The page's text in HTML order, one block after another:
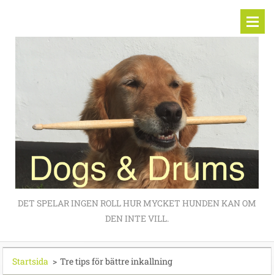
DET SPELAR INGEN ROLL HUR MYCKET HUNDEN KAN OM
DEN INTE VILL.
Startsida > Tre tips för bättre inkallning